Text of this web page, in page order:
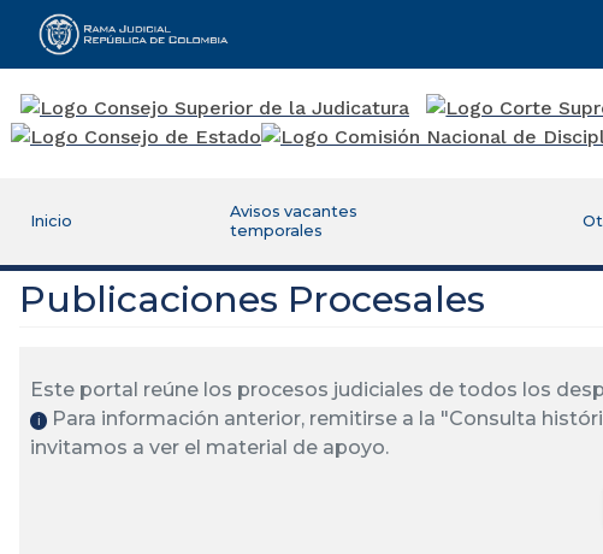
Rama Judicial
Inicio
Avisos vacantes
temporales
Publicaciones Procesales
Este portal reúne los procesos judiciales de todos los
ℹ️
Para información anterior, remitirse a la "Consulta
invitamos a ver el material de apoyo.